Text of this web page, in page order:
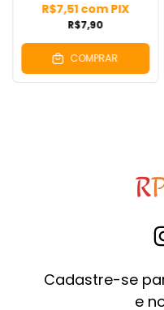
R$7,90
R$7,51comPIX
COMPRAR
Cadastre-se
e